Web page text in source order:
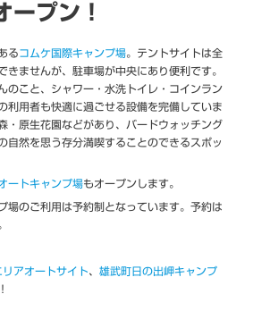
ープン！
るコムケ国際キャンプ場。テントサイトは全
きませんが、駐車場が中央にあり便利です。
のこと、シャワー・水洗トイレ・コインラン
利用者も快適に過ごせる設備を完備していま
・原生花園などがあり、バードウォッチング
自然を思う存分満喫することのできるスポッ
ートキャンプ場もオープンします。
場のご利用は予約制となっています。予約は
アオートサイト、 雄武町日の出岬キャンプ